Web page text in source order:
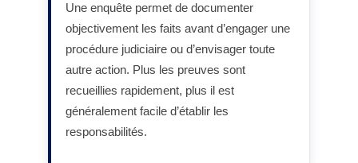
Une enquête permet de documenter
objectivement les faits avant d’engager une
procédure judiciaire ou d’envisager toute
autre action. Plus les preuves sont
recueillies rapidement, plus il est
généralement facile d’établir les
responsabilités.